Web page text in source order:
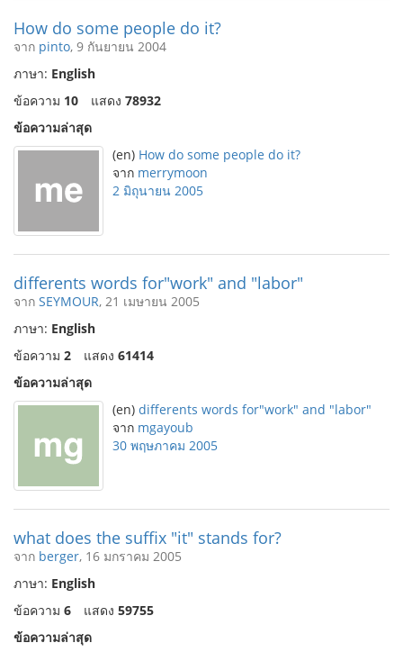
How do some people do it?
จาก pinto, 9 กันยายน 2004
ภาษา: English
ข้อความ 10 แสดง 78932
ข้อความล่าสุด
(en) How do some people do it?
จาก merrymoon
2 มิถุนายน 2005
differents words for"work" and "labor"
จาก SEYMOUR, 21 เมษายน 2005
ภาษา: English
ข้อความ 2 แสดง 61414
ข้อความล่าสุด
(en) differents words for"work" and "labor"
จาก mgayoub
30 พฤษภาคม 2005
what does the suffix "it" stands for?
จาก berger, 16 มกราคม 2005
ภาษา: English
ข้อความ 6 แสดง 59755
ข้อความล่าสุด